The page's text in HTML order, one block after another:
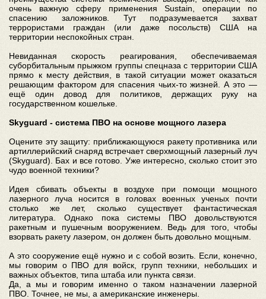
очень важную сферу применения Sustain, операции по
спасению заложников. Тут подразумевается захват
террористами граждан (или даже посольств) США на
территории неспокойных стран.
Невиданная скорость реагирования, обеспечиваемая
суборбитальным прыжком группы спецназа с территории США
прямо к месту действия, в такой ситуации может оказаться
решающим фактором для спасения чьих-то жизней. А это —
ещё один довод для политиков, держащих руку на
государственном кошельке.
Skyguard - система ПВО на основе мощного лазера
Оцените эту защиту: приближающуюся ракету противника или
артиллерийский снаряд встречает сверхмощный лазерный луч
(Skyguard). Бах и все готово. Уже интересно, сколько стоит это
чудо военной техники?
Идея сбивать объекты в воздухе при помощи мощного
лазерного луча носится в головах военных ученых почти
столько же лет, сколько существует фантастическая
литература. Однако пока системы ПВО довольствуются
ракетным и пушечным вооружением. Ведь для того, чтобы
взорвать ракету лазером, он должен быть довольно мощным.
А это сооружение ещё нужно и с собой возить. Если, конечно,
мы говорим о ПВО для войск, групп техники, небольших и
важных объектов, типа штаба или пункта связи.
Да, а мы и говорим именно о таком назначении лазерной
ПВО. Точнее, не мы, а американские инженеры.